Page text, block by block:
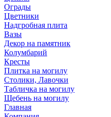
Ограды
Цветники
Надгробная плита
Вазы
Декор на памятник
Колумбарий
Кресты
Плитка на могилу
Столики, Лавочки
Табличка на могилу
Щебень на могилу
Главная